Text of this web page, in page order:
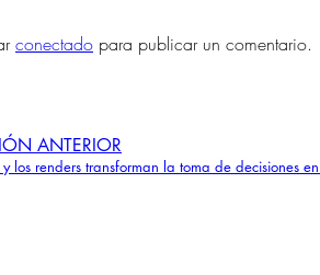
conectado para publicar un comentario.
ANTERIOR
los renders transforman la toma de decisiones